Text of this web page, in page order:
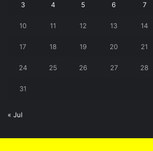
3 4 5 6 7
10 11 12 13 14
17 18 19 20 21
24 25 26 27 28
31
« Jul